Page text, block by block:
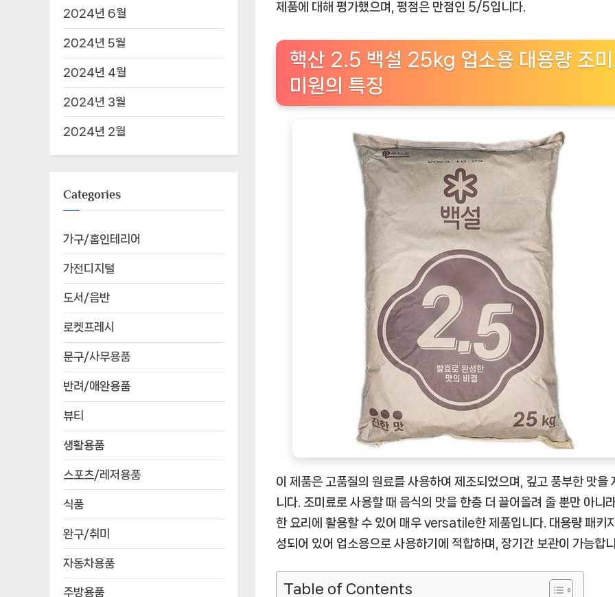
하
는
산
백
설
업
용
대
조
미
미
원
[EatingNOW
ㅣ
추
천
품]
제품에 대해 평가했으며, 평점은 만점인 5/5입니다.
핵산 2.5 백설 25kg 업소용 대용량 조
미원의 특징
이 제품은 고품질의 원료를 사용하여 제조되었으며, 깊고 풍부한 맛을
니다. 조미료로 사용할 때 음식의 맛을 한층 더 끌어올려 줄 뿐만 아니
한 요리에 활용할 수 있어 매우 versatile한 제품입니다. 대용량 패키
성되어 있어 업소용으로 사용하기에 적합하며, 장기간 보관이 가능합
Table of Contents
2024년 6월
2024년 5월
2024년 4월
2024년 3월
2024년 2월
Categories
가구/홈인테리어
가전디지털
도서/음반
로켓프레시
문구/사무용품
반려/애완용품
뷰티
생활용품
스포츠/레저용품
식품
완구/취미
자동차용품
주방용품